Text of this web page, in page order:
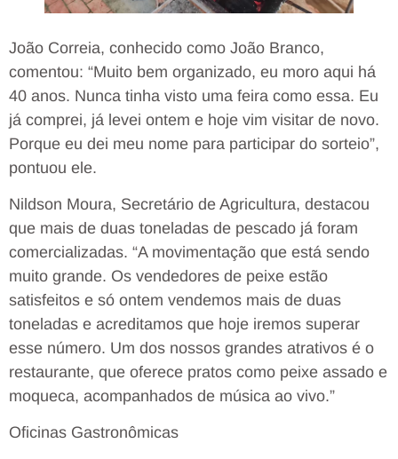
João Correia, conhecido como João Branco,
comentou: “Muito bem organizado, eu moro aqui há
40 anos. Nunca tinha visto uma feira como essa. Eu
já comprei, já levei ontem e hoje vim visitar de novo.
Porque eu dei meu nome para participar do sorteio”,
pontuou ele.
Nildson Moura, Secretário de Agricultura, destacou
que mais de duas toneladas de pescado já foram
comercializadas. “A movimentação que está sendo
muito grande. Os vendedores de peixe estão
satisfeitos e só ontem vendemos mais de duas
toneladas e acreditamos que hoje iremos superar
esse número. Um dos nossos grandes atrativos é o
restaurante, que oferece pratos como peixe assado e
moqueca, acompanhados de música ao vivo.”
Oficinas Gastronômicas